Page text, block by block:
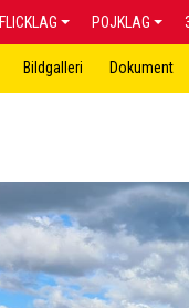
FLICKLAG POJKLAG
Bildgalleri Dokument